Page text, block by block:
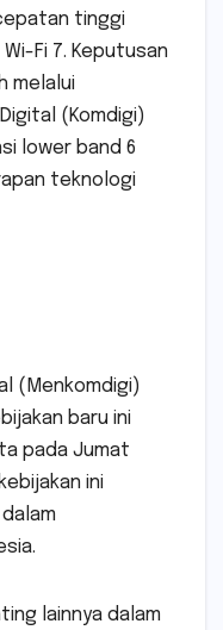
tinggi
Fi 7. Keputusan
melalui
(Komdigi)
lower band 6
teknologi
(Menkomdigi)
baru ini
pada Jumat
ini
lainnya dalam